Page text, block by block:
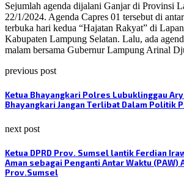
Sejumlah agenda dijalani Ganjar di Provinsi
22/1/2024. Agenda Capres 01 tersebut di
terbuka hari kedua “Hajatan Rakyat” di
Kabupaten Lampung Selatan. Lalu, ada
malam bersama Gubernur Lampung Arinal
previous post
Ketua Bhayangkari Polres Lubuklinggau
Bhayangkari Jangan Terlibat Dalam Politik
next post
Ketua DPRD Prov. Sumsel lantik Ferdian
Aman sebagai Penganti Antar Waktu (PAW)
Prov.Sumsel